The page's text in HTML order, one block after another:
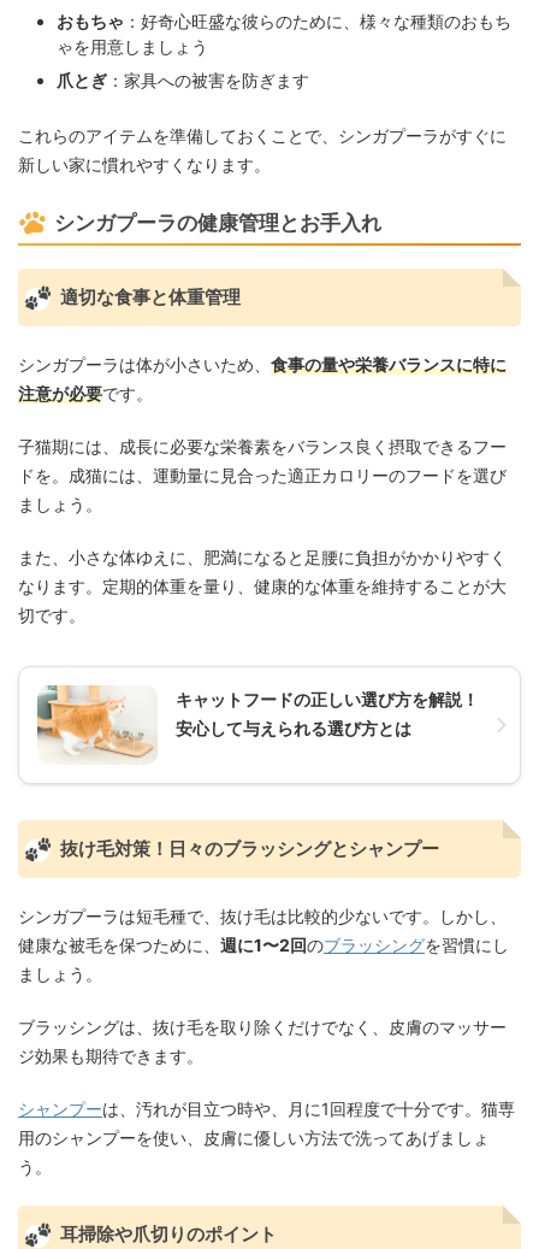
おもちゃ ：好奇心旺盛な彼らのために、様々な種類のおもち
ゃを用意しましょう
爪とぎ ：家具への被害を防ぎます
これらのアイテムを準備しておくことで、シンガプーラがすぐに
新しい家に慣れやすくなります。
シンガプーラの健康管理とお手入れ
適切な食事と体重管理
シンガプーラは体が小さいため、 食事の量や栄養バランスに特に
注意が必要です。
子猫期には、成長に必要な栄養素をバランス良く摂取できるフー
ドを。成猫には、運動量に見合った適正カロリーのフードを選び
ましょう。
また、小さな体ゆえに、肥満になると足腰に負担がかかりやすく
なります。定期的体重を量り、健康的な体重を維持することが大
切です。
キャットフードの正しい選び方を解説！
安心して与えられる選び方とは
抜け毛対策！日々のブラッシングとシャンプー
シンガプーラは短毛種で、抜け毛は比較的少ないです。しかし、
健康な被毛を保つために、 週に1〜2回のブラッシングを習慣にし
ましょう。
ブラッシングは、抜け毛を取り除くだけでなく、皮膚のマッサー
ジ効果も期待できます。
シャンプーは、汚れが目立つ時や、月に1回程度で十分です。猫専
用のシャンプーを使い、皮膚に優しい方法で洗ってあげましょ
う。
耳掃除や爪切りのポイント